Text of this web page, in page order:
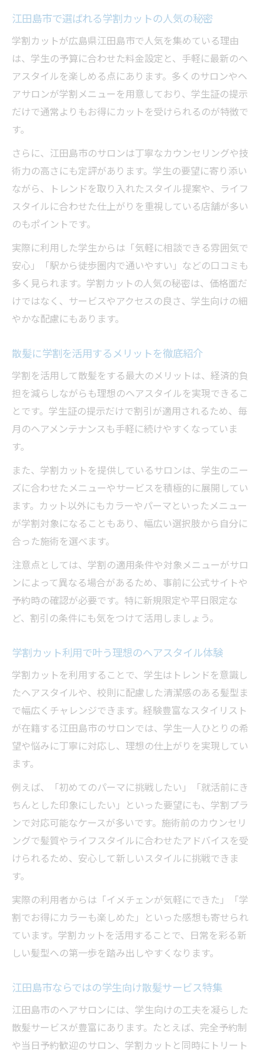
江田島市で選ばれる学割カットの人気の秘密
学割カットが広島県江田島市で人気を集めている理由
は、学生の予算に合わせた料金設定と、手軽に最新のヘ
アスタイルを楽しめる点にあります。多くのサロンやヘ
アサロンが学割メニューを用意しており、学生証の提示
だけで通常よりもお得にカットを受けられるのが特徴で
す。
さらに、江田島市のサロンは丁寧なカウンセリングや技
術力の高さにも定評があります。学生の要望に寄り添い
ながら、トレンドを取り入れたスタイル提案や、ライフ
スタイルに合わせた仕上がりを重視している店舗が多い
のもポイントです。
実際に利用した学生からは「気軽に相談できる雰囲気で
安心」「駅から徒歩圏内で通いやすい」などの口コミも
多く見られます。学割カットの人気の秘密は、価格面だ
けではなく、サービスやアクセスの良さ、学生向けの細
やかな配慮にもあります。
散髪に学割を活用するメリットを徹底紹介
学割を活用して散髪をする最大のメリットは、経済的負
担を減らしながらも理想のヘアスタイルを実現できるこ
とです。学生証の提示だけで割引が適用されるため、毎
月のヘアメンテナンスも手軽に続けやすくなっていま
す。
また、学割カットを提供しているサロンは、学生のニー
ズに合わせたメニューやサービスを積極的に展開してい
ます。カット以外にもカラーやパーマといったメニュー
が学割対象になることもあり、幅広い選択肢から自分に
合った施術を選べます。
注意点としては、学割の適用条件や対象メニューがサロ
ンによって異なる場合があるため、事前に公式サイトや
予約時の確認が必要です。特に新規限定や平日限定な
ど、割引の条件にも気をつけて活用しましょう。
学割カット利用で叶う理想のヘアスタイル体験
学割カットを利用することで、学生はトレンドを意識し
たヘアスタイルや、校則に配慮した清潔感のある髪型ま
で幅広くチャレンジできます。経験豊富なスタイリスト
が在籍する江田島市のサロンでは、学生一人ひとりの希
望や悩みに丁寧に対応し、理想の仕上がりを実現してい
ます。
例えば、「初めてのパーマに挑戦したい」「就活前にき
ちんとした印象にしたい」といった要望にも、学割プラ
ンで対応可能なケースが多いです。施術前のカウンセリ
ングで髪質やライフスタイルに合わせたアドバイスを受
けられるため、安心して新しいスタイルに挑戦できま
す。
実際の利用者からは「イメチェンが気軽にできた」「学
割でお得にカラーも楽しめた」といった感想も寄せられ
ています。学割カットを活用することで、日常を彩る新
しい髪型への第一歩を踏み出しやすくなります。
江田島市ならではの学生向け散髪サービス特集
江田島市のヘアサロンには、学生向けの工夫を凝らした
散髪サービスが豊富にあります。たとえば、完全予約制
や当日予約歓迎のサロン、学割カットと同時にトリート